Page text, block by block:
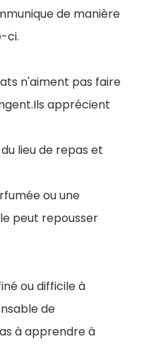
de manière
ci.
n'aiment pas faire
apprécient
lieu de repas et
ou une
peut repousser
ou difficile à
de
à apprendre à